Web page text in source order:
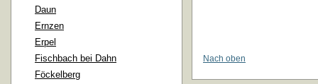
Daun
Ernzen
Erpel
Fischbach bei Dahn
Föckelberg
Nach oben